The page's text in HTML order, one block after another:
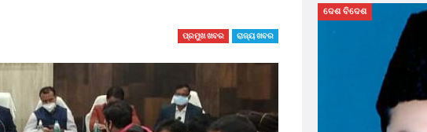
ପ୍ରମୁଖ ଖବର ରାଜ୍ୟ ଖବର
ଦେଶ ବିଦେଶ